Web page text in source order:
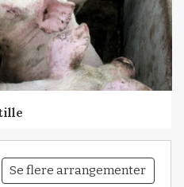
Se flere arrangementer